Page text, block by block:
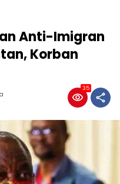
Anti-Imigran
Korban
35